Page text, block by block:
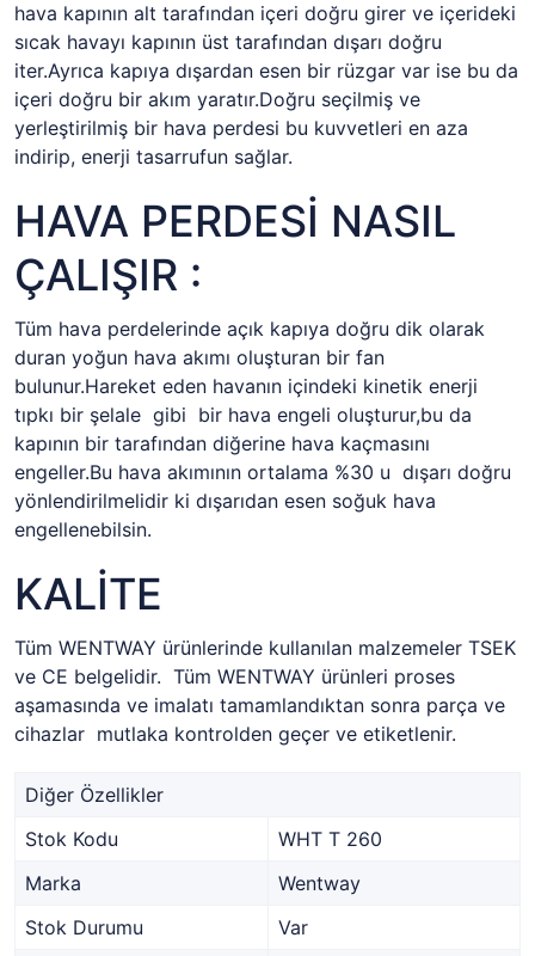
hava kapının alt tarafından içeri doğru girer ve içerideki
sıcak havayı kapının üst tarafından dışarı doğru
iter.Ayrıca kapıya dışardan esen bir rüzgar var ise bu da
içeri doğru bir akım yaratır.Doğru seçilmiş ve
yerleştirilmiş bir hava perdesi bu kuvvetleri en aza
indirip, enerji tasarrufun sağlar.
HAVA PERDESİ NASIL
ÇALIŞIR :
Tüm hava perdelerinde açık kapıya doğru dik olarak
duran yoğun hava akımı oluşturan bir fan
bulunur.Hareket eden havanın içindeki kinetik enerji
tıpkı bir şelale gibi bir hava engeli oluşturur,bu da
kapının bir tarafından diğerine hava kaçmasını
engeller.Bu hava akımının ortalama %30 u dışarı doğru
yönlendirilmelidir ki dışarıdan esen soğuk hava
engellenebilsin.
KALİTE
Tüm WENTWAY ürünlerinde kullanılan malzemeler TSEK
ve CE belgelidir. Tüm WENTWAY ürünleri proses
aşamasında ve imalatı tamamlandıktan sonra parça ve
cihazlar mutlaka kontrolden geçer ve etiketlenir.
Diğer Özellikler
Stok Kodu
WHT T 260
Marka
Wentway
Stok Durumu
Var